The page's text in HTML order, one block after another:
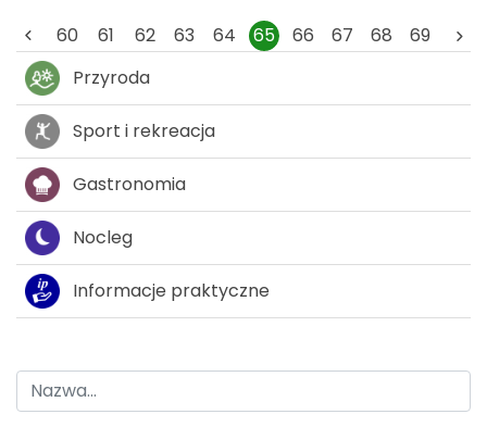
60 61 62 63 64 65 66 67 68
69
Przyroda
Sport i rekreacja
Gastronomia
Nocleg
Informacje praktyczne